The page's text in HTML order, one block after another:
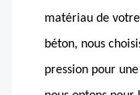
matériau de
béton, nous
pression pour